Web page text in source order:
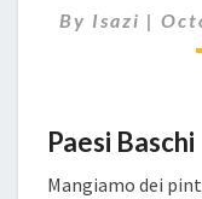
By Isazi |
Paesi Baschi
Mangiamo dei